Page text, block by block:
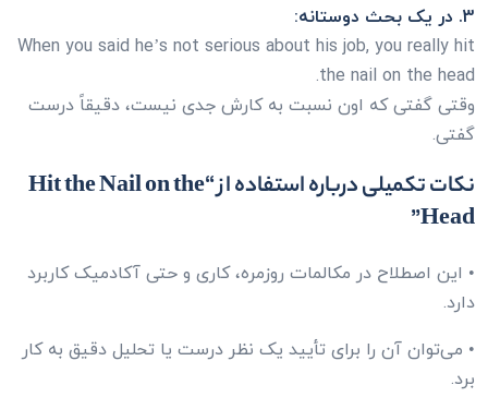
3. در یک بحث دوستانه:
When you said he’s not serious about his job, you really hit
the nail on the head.
وقتی گفتی که اون نسبت به کارش جدی نیست، دقیقاً درست
گفتی.
نکات تکمیلی درباره استفاده از “Hit the Nail on the
Head”
• این اصطلاح در مکالمات روزمره، کاری و حتی آکادمیک کاربرد
دارد.
• می‌توان آن را برای تأیید یک نظر درست یا تحلیل دقیق به کار
برد.